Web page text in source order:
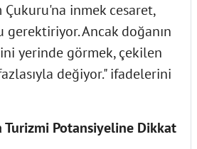
Çukuru'na inmek cesaret,
gerektiriyor. Ancak doğanın
yerinde görmek, çekilen
değiyor." ifadelerini
Turizmi Potansiyeline Dikkat